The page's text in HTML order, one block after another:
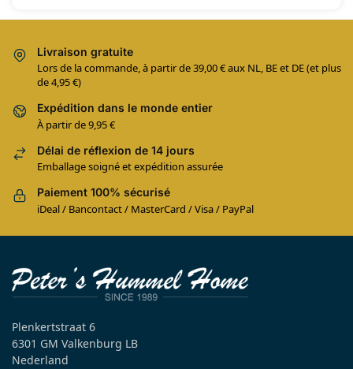
Livraison gratuite
Lors de la commande, à partir de 39,00 € aux NL, BE et DE (et plus
de 4,95 €)
Expédition dans le monde entier
À partir de 9,95 €
Délai de réflexion de 14 jours
Emballage soigné et expédition assurée
Paiement 100% sécurisé
iDeal / Bancontact / MasterCard / Visa / PayPal
Plenkertstraat 6
6301 GM Valkenburg LB
Nederland